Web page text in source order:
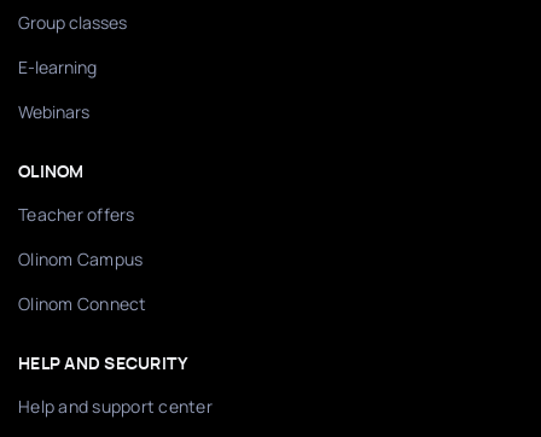
Group classes
E-learning
Webinars
OLINOM
Teacher offers
Olinom Campus
Olinom Connect
HELP AND SECURITY
Help and support center